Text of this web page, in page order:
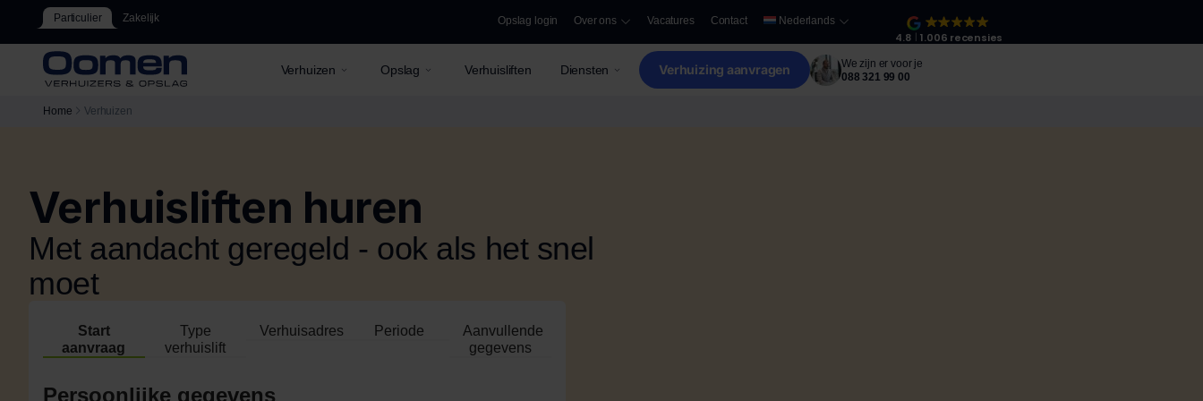
Particulier Zakelijk Opslag login Over ons Vacatures Contact Nederlands
4.8 1.006 recensies
Verhuizen Opslag Verhuisliften Diensten Verhuizing aanvragen
We zijn er voor je
088 321 99 00
Home Verhuizen
Verhuisliften huren
Met aandacht geregeld - ook als het snel
moet
Start
aanvraag
Type
verhuislift
Verhuisadres Periode
Aanvullende
gegevens
Persoonlijke gegevens